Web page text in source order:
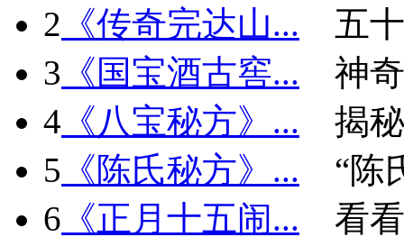
2 《传奇完达山...
五
3 《国宝酒古窖...
神
4 《八宝秘方》...
揭
5 《陈氏秘方》...
“陈
6 《正月十五闹...
看